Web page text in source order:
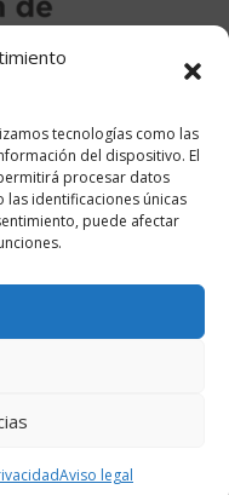
tecnologías como las
del dispositivo. El
procesar datos
identificaciones únicas
puede afectar
Aviso legal
Unión